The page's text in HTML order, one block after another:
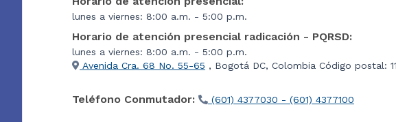
lunes a viernes: 8:00 a.m. - 5:00 p.m.
Horario de atención presencial radicación - PQRSD:
lunes a viernes: 8:00 a.m. - 5:00 p.m.
Avenida Cra. 68 No. 55-65 , Bogotá DC, Colombia Código postal:
Teléfono Conmutador: (601) 4377030 - (601) 4377100